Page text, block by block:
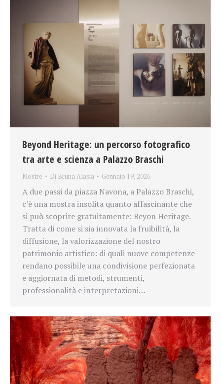
Beyond Heritage: un percorso fotografico
tra arte e scienza a Palazzo Braschi
Mostre Di Bruna Alasia Gennaio 19, 2026
A due passi da piazza Navona, a Palazzo Braschi,
c’è una mostra insolita quanto affascinante che
si può scoprire gratuitamente: Beyon Heritage.
Tratta di come si sia innovata la fruibilità, la
diffusione, la valorizzazione del nostro
patrimonio artistico: di quali nuove competenze
rendano possibile una condivisione perfezionata
e aggiornata di metodi, strumenti,
professionalità e interpretazioni…